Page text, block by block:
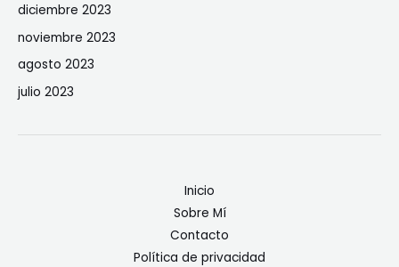
diciembre 2023
noviembre 2023
agosto 2023
julio 2023
Inicio
Sobre Mí
Contacto
Política de privacidad